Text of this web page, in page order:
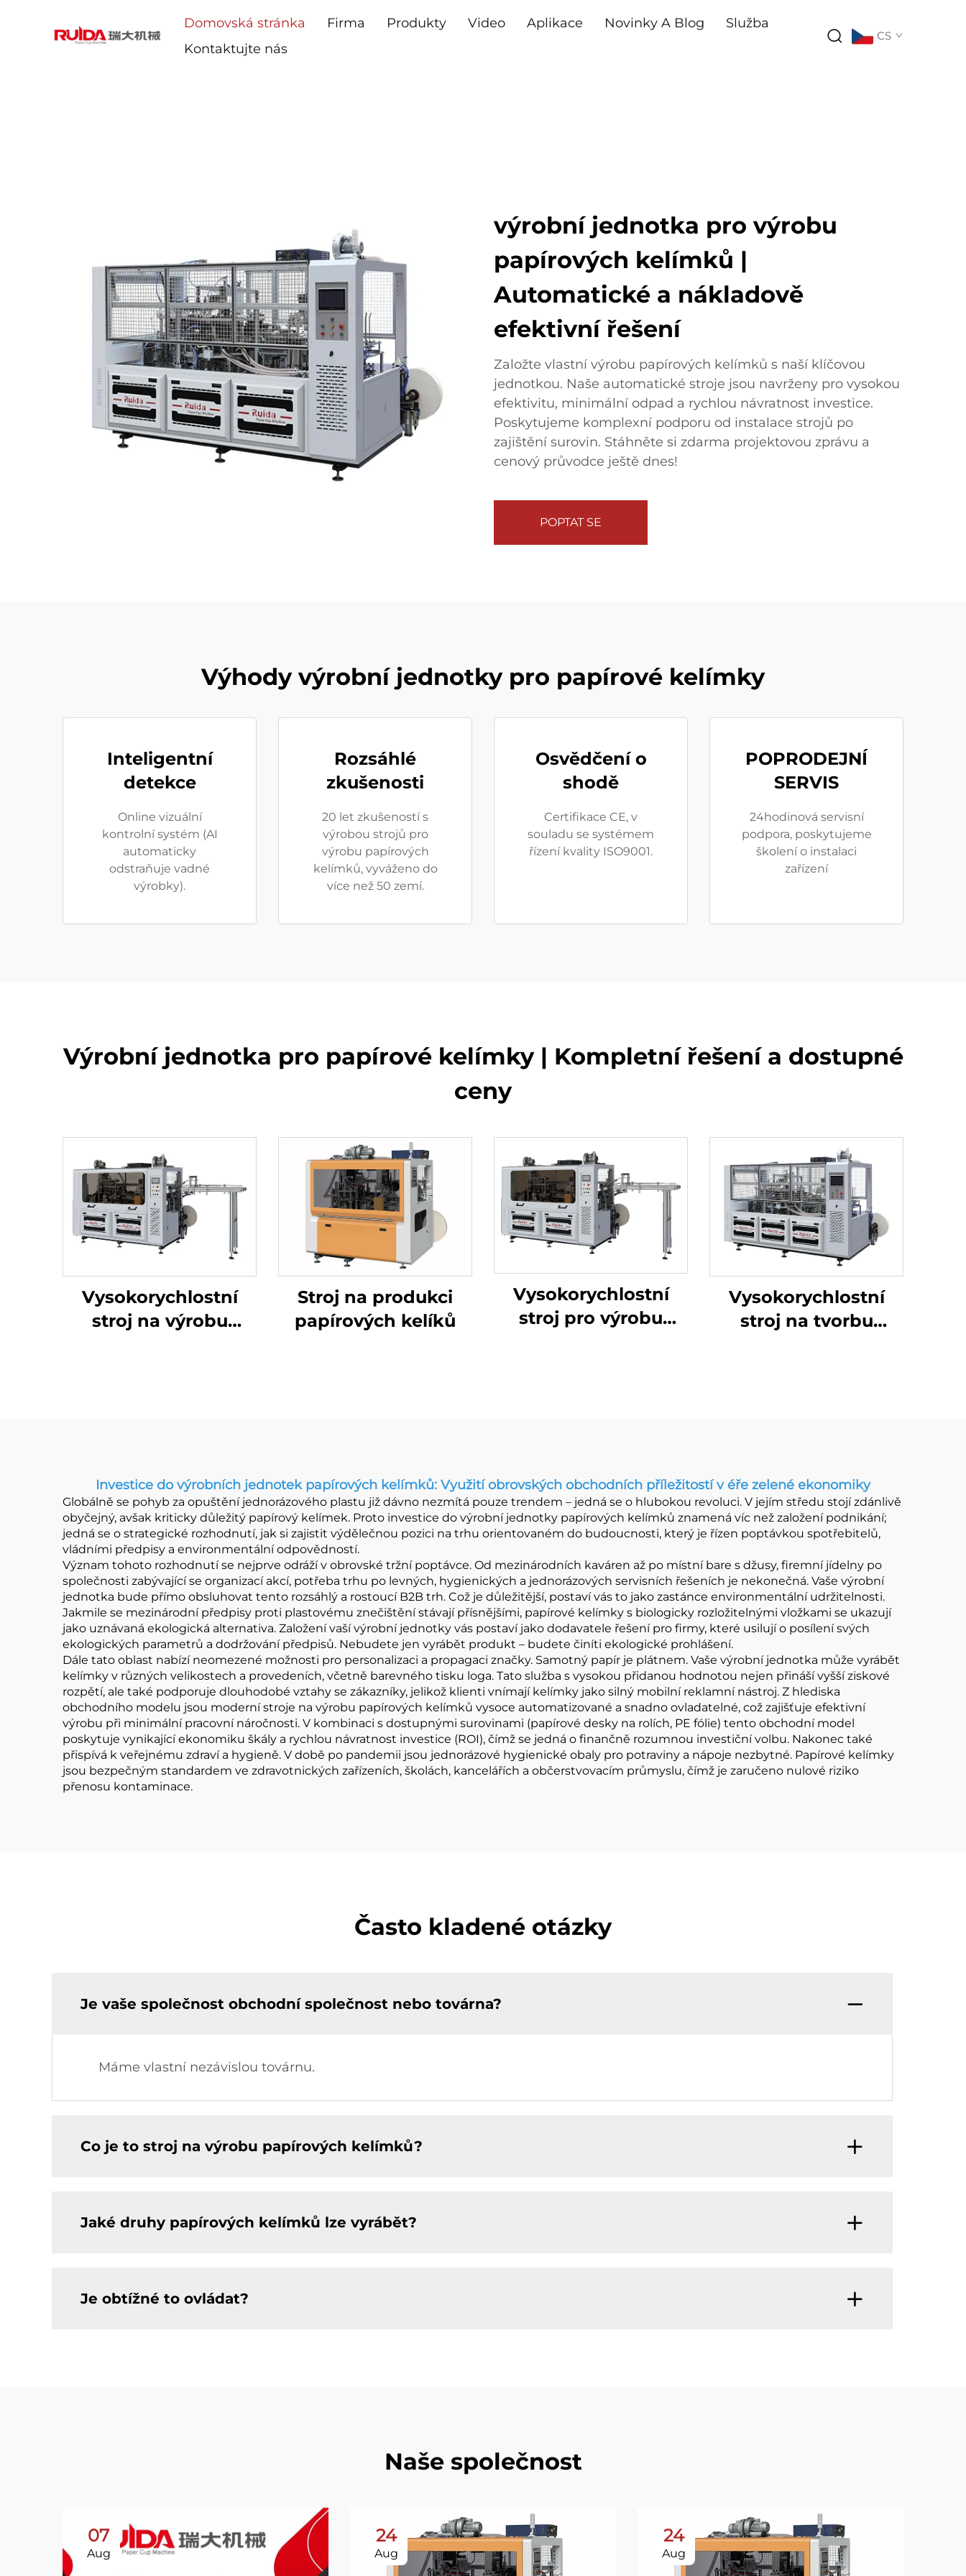
Domovská stránka Firma Produkty Video Aplikace Novinky A Blog
Služba
Kontaktujte nás
CS
výrobní jednotka pro výrobu
papírových kelímků |
Automatické a nákladově
efektivní řešení
Založte vlastní výrobu papírových kelímků s naší klíčovou
jednotkou. Naše automatické stroje jsou navrženy pro vysokou
efektivitu, minimální odpad a rychlou návratnost investice.
Poskytujeme komplexní podporu od instalace strojů po
zajištění surovin. Stáhněte si zdarma projektovou zprávu a
cenový průvodce ještě dnes!
POPTAT SE
Výhody výrobní jednotky pro papírové kelímky
Inteligentní
detekce
Online vizuální
kontrolní systém (AI
automaticky
odstraňuje vadné
výrobky).
Rozsáhlé
zkušenosti
20 let zkušeností s
výrobou strojů pro
výrobu papírových
kelímků, vyváženo do
více než 50 zemí.
Osvědčení o
shodě
Certifikace CE, v
souladu se systémem
řízení kvality ISO9001.
POPRODEJNÍ
SERVIS
24hodinová servisní
podpora, poskytujeme
školení o instalaci
zařízení
Výrobní jednotka pro papírové kelímky | Kompletní řešení a dostupné
ceny
Vysokorychlostní
stroj na výrobu
Stroj na produkci
papírových kelíků
Vysokorychlostní
stroj pro výrobu
Vysokorychlostní
stroj na tvorbu
Investice do výrobních jednotek papírových kelímků: Využití obrovských obchodních příležitostí v éře zelené ekonomiky
Globálně se pohyb za opuštění jednorázového plastu již dávno nezmítá pouze trendem – jedná se o hlubokou revoluci. V jejím středu stojí zdánlivě
obyčejný, avšak kriticky důležitý papírový kelímek. Proto investice do výrobní jednotky papírových kelímků znamená víc než založení podnikání;
jedná se o strategické rozhodnutí, jak si zajistit výdělečnou pozici na trhu orientovaném do budoucnosti, který je řízen poptávkou spotřebitelů,
vládními předpisy a environmentální odpovědností.
Význam tohoto rozhodnutí se nejprve odráží v obrovské tržní poptávce. Od mezinárodních kaváren až po místní bare s džusy, firemní jídelny po
společnosti zabývající se organizací akcí, potřeba trhu po levných, hygienických a jednorázových servisních řešeních je nekonečná. Vaše výrobní
jednotka bude přímo obsluhovat tento rozsáhlý a rostoucí B2B trh. Což je důležitější, postaví vás to jako zastánce environmentální udržitelnosti.
Jakmile se mezinárodní předpisy proti plastovému znečištění stávají přísnějšími, papírové kelímky s biologicky rozložitelnými vložkami se ukazují
jako uznávaná ekologická alternativa. Založení vaší výrobní jednotky vás postaví jako dodavatele řešení pro firmy, které usilují o posílení svých
ekologických parametrů a dodržování předpisů. Nebudete jen vyrábět produkt – budete činíti ekologické prohlášení.
Dále tato oblast nabízí neomezené možnosti pro personalizaci a propagaci značky. Samotný papír je plátnem. Vaše výrobní jednotka může vyrábět
kelímky v různých velikostech a provedeních, včetně barevného tisku loga. Tato služba s vysokou přidanou hodnotou nejen přináší vyšší ziskové
rozpětí, ale také podporuje dlouhodobé vztahy se zákazníky, jelikož klienti vnímají kelímky jako silný mobilní reklamní nástroj. Z hlediska
obchodního modelu jsou moderní stroje na výrobu papírových kelímků vysoce automatizované a snadno ovladatelné, což zajišťuje efektivní
výrobu při minimální pracovní náročnosti. V kombinaci s dostupnými surovinami (papírové desky na rolích, PE fólie) tento obchodní model
poskytuje vynikající ekonomiku škály a rychlou návratnost investice (ROI), čímž se jedná o finančně rozumnou investiční volbu. Nakonec také
přispívá k veřejnému zdraví a hygieně. V době po pandemii jsou jednorázové hygienické obaly pro potraviny a nápoje nezbytné. Papírové kelímky
jsou bezpečným standardem ve zdravotnických zařízeních, školách, kancelářích a občerstvovacím průmyslu, čímž je zaručeno nulové riziko
přenosu kontaminace.
Často kladené otázky
Je vaše společnost obchodní společnost nebo továrna?
Máme vlastní nezávislou továrnu.
Co je to stroj na výrobu papírových kelímků?
Jaké druhy papírových kelímků lze vyrábět?
Je obtížné to ovládat?
Naše společnost
07
Aug
24
Aug
24
Aug